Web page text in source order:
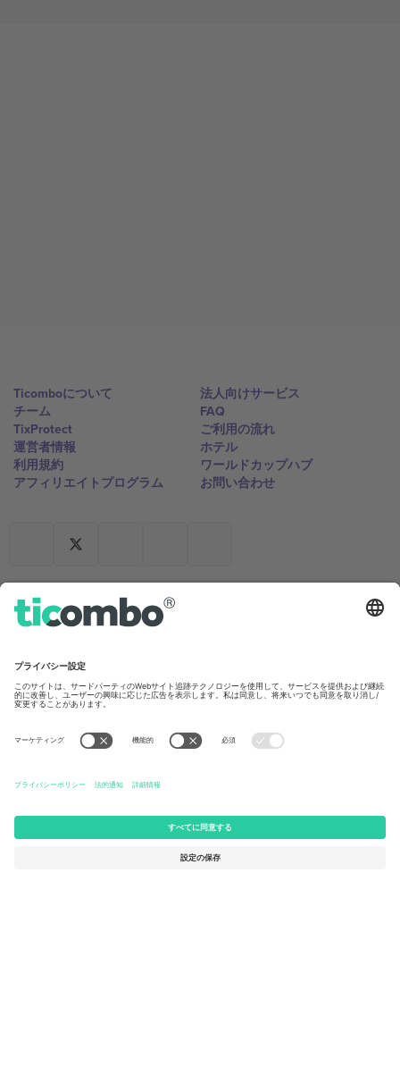
Ticomboについて
チーム
TixProtect
運営者情報
利用規約
アフィリエイトプログラム
法人向けサービス
FAQ
ご利用の流れ
ホテル
ワールドカップハブ
お問い合わせ
Ticomboのオフィス
Germany
Unter den Linden 24, 10117
Berlin, Germany
United Kingdom
167 City Road, London, Greater
London, EC1V 1AW, United
131 Continental Dr, Suite 305,
Dorfstrasse 52a, 6390